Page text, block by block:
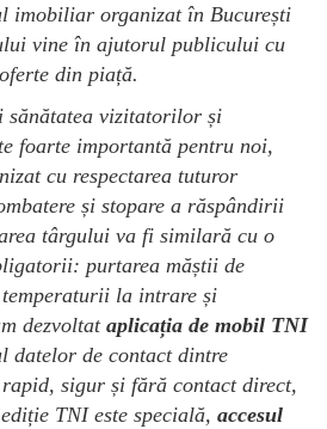
imobiliar organizat în București
vine în ajutorul publicului cu
din piață.
sănătatea vizitatorilor și
foarte importantă pentru noi,
cu respectarea tuturor
și stopare a răspândirii
târgului va fi similară cu o
purtarea măștii de
la intrare și
dezvoltataplicația de mobil TNI
datelor de contact dintre
sigur și fără contact direct,
TNI este specială, accesul